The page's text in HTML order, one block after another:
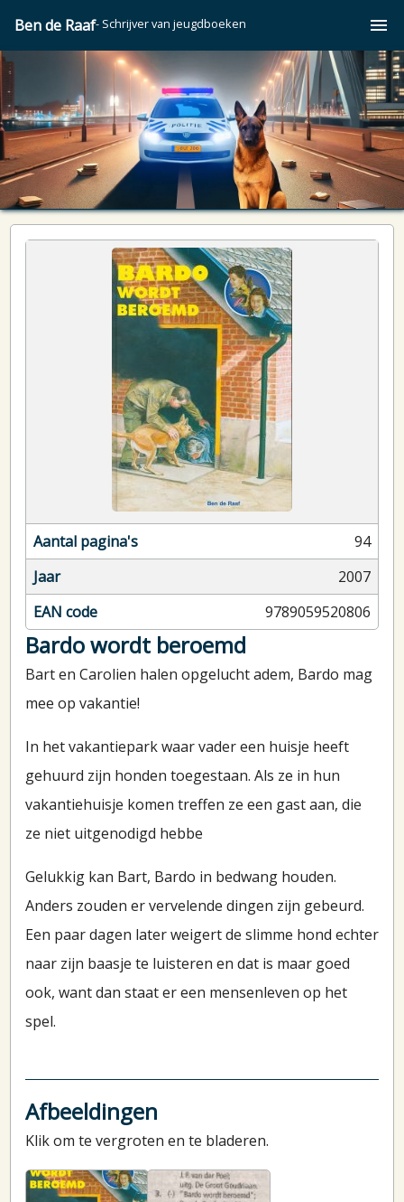
Ben de Raaf- Schrijver van jeugdboeken
Aantal pagina's
94
Jaar
2007
EAN code
9789059520806
Bardo wordt beroemd
Bart en Carolien halen opgelucht adem, Bardo mag
mee op vakantie!
In het vakantiepark waar vader een huisje heeft
gehuurd zijn honden toegestaan. Als ze in hun
vakantiehuisje komen treffen ze een gast aan, die
ze niet uitgenodigd hebbe
Gelukkig kan Bart, Bardo in bedwang houden.
Anders zouden er vervelende dingen zijn gebeurd.
Een paar dagen later weigert de slimme hond echter
naar zijn baasje te luisteren en dat is maar goed
ook, want dan staat er een mensenleven op het
spel.
Afbeeldingen
Klik om te vergroten en te bladeren.